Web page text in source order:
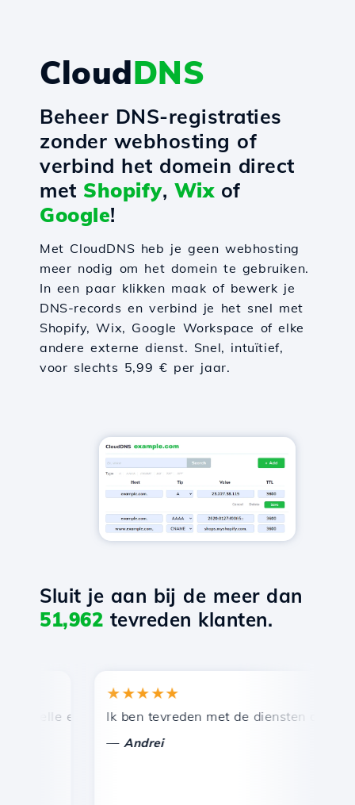
CloudDNS
Beheer DNS-registraties
zonder webhosting of
verbind het domein direct
met Shopify, Wixof
Google!
Met CloudDNS heb je geen webhosting
meer nodig om het domein te gebruiken.
In een paar klikken maak of bewerk je
DNS-records en verbind je het snel met
Shopify, Wix, Google Workspace of elke
andere externe dienst. Snel, intuïtief,
voor slechts 5,99 € per jaar.
Sluit je aan bij de meer dan
51,962 tevreden klanten.
en efficiënte technische ondersteuning.
★★★★★
Ik ben tevreden met de diensten die door
Andrei